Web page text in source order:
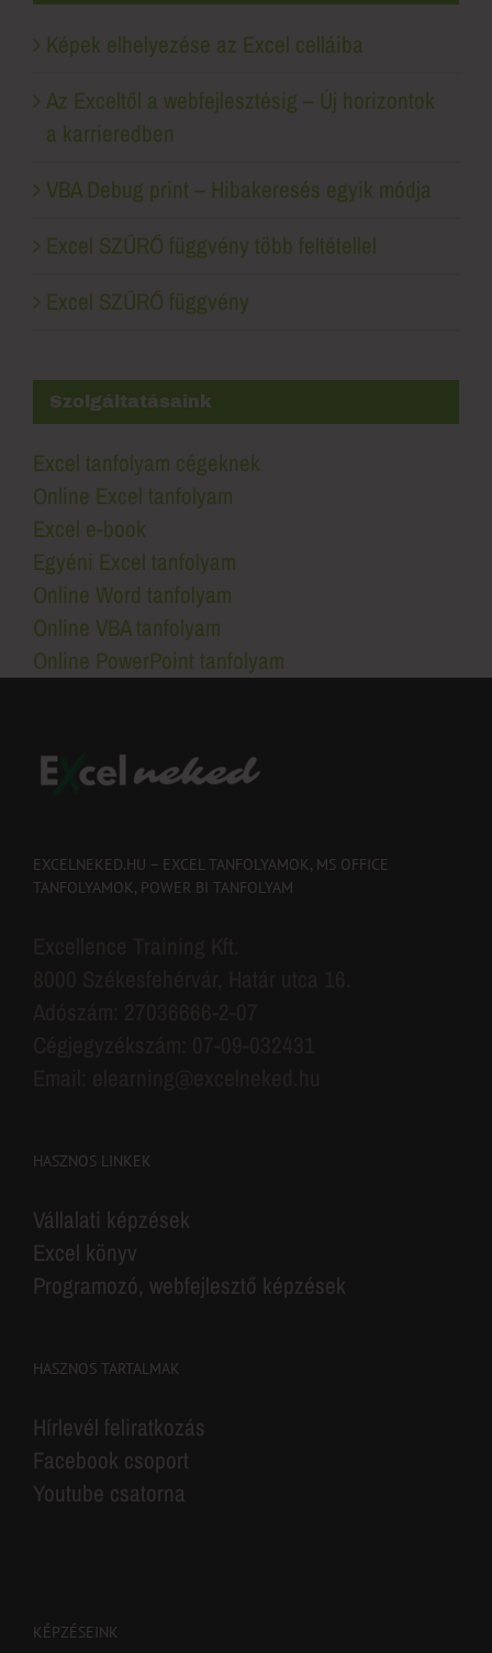
Képek elhelyezése az Excel celláiba
Az Exceltől a webfejlesztésig – Új horizontok
a karrieredben
VBA Debug print – Hibakeresés egyik módja
Excel SZŰRŐ függvény több feltétellel
Excel SZŰRŐ függvény
Excel tanfolyam cégeknek
Online Excel tanfolyam
Excel e-book
Egyéni Excel tanfolyam
Online Word tanfolyam
Online VBA tanfolyam
Online PowerPoint tanfolyam
TANFOLYAMOK, POWER BI TANFOLYAM
Vállalati képzések
Excel könyv
Programozó, webfejlesztő képzések
Hírlevél feliratkozás
Facebook csoport
Youtube csatorna
KÉPZÉSEINK